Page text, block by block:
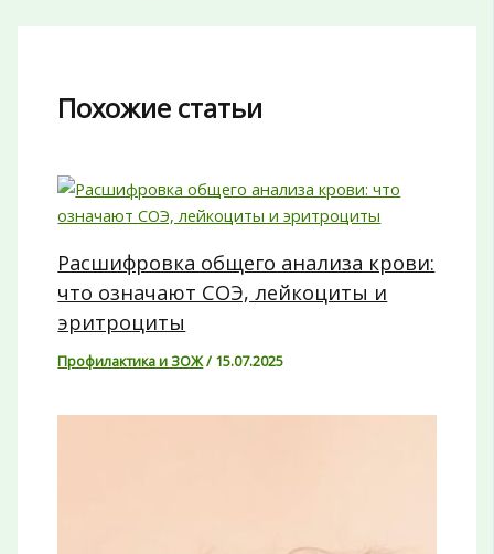
Похожие статьи
Расшифровка общего анализа крови:
что означают СОЭ, лейкоциты и
эритроциты
Профилактика и ЗОЖ/ 15.07.2025